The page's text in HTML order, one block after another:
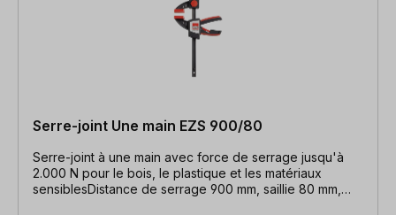
Serre-joint Une main EZS 900/80
Serre-joint à une main avec force de serrage jusqu'à
2.000 N pour le bois, le plastique et les matériaux
sensiblesDistance de serrage 900 mm, saillie 80 mm,